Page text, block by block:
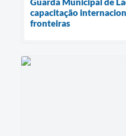
capacitação
fronteiras